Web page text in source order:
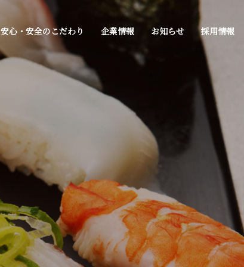
安心・安全のこだわり 企業情報 お知らせ 採用情報